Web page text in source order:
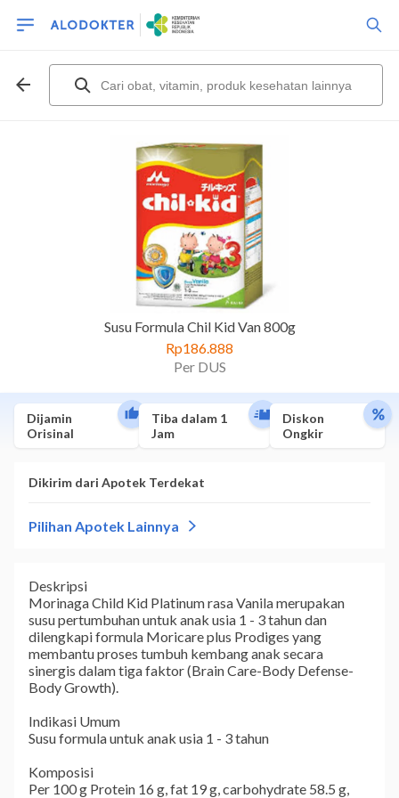
Susu Formula Chil Kid Van 800g
Rp186.888
Per DUS
Dijamin
Orisinal
Tiba dalam 1
Jam
Diskon
Ongkir
Deskripsi
Morinaga Child Kid Platinum rasa Vanila merupakan
susu pertumbuhan untuk anak usia 1 - 3 tahun dan
dilengkapi formula Moricare plus Prodiges yang
membantu proses tumbuh kembang anak secara
sinergis dalam tiga faktor (Brain Care-Body Defense-
Body Growth).
Indikasi Umum
Susu formula untuk anak usia 1 - 3 tahun
Komposisi
Per 100 g Protein 16 g, fat 19 g, carbohydrate 58.5 g,